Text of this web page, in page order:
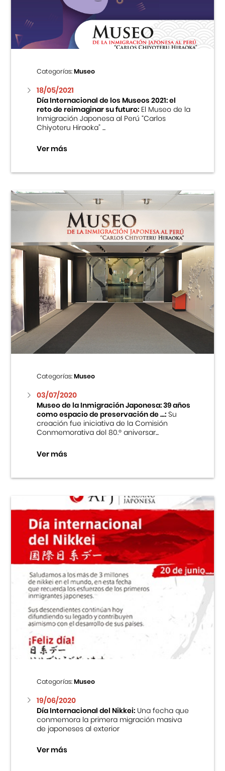
Centro Cultural Peruano Japonés
Cursos
Museo de la Inmigración Japonesa
Fondo Editorial
Teatro Peruano Japonés
Categorías:Museo
18/05/2021
Día Internacional de los Museos 2021: el
reto de reimaginar su futuro:El Museo de la
Inmigración Japonesa al Perú “Carlos
Chiyoteru Hiraoka” ...
Ver más
Categorías:Museo
03/07/2020
Museo de la Inmigración Japonesa: 39 años
como espacio de preservación de ...:Su
creación fue iniciativa de la Comisión
Conmemorativa del 80.º aniversar...
Ver más
Categorías:Museo
19/06/2020
Día Internacional del Nikkei:Una fecha que
conmemora la primera migración masiva
de japoneses al exterior
Ver más